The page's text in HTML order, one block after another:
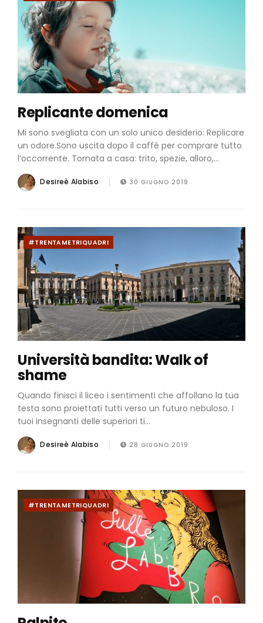
Replicante domenica
Mi sono svegliata con un solo unico desiderio: Replicare
un odore.Sono uscita dopo il caffè per comprare tutto
l’occorrente. Tornata a casa: trito, spezie, alloro,...
Desireè Alabiso 30 GIUGNO 2019
#TRENTAMETRIQUADRI
Università bandita: Walk of
shame
Quando finisci il liceo i sentimenti che affollano la tua
testa sono proiettati tutti verso un futuro nebuloso. I
tuoi insegnanti delle superiori ti...
Desireè Alabiso 28 GIUGNO 2019
#TRENTAMETRIQUADRI